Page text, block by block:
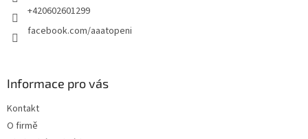
+420602601299
facebook.com/aaatopeni
Informace pro vás
Kontakt
O firmě